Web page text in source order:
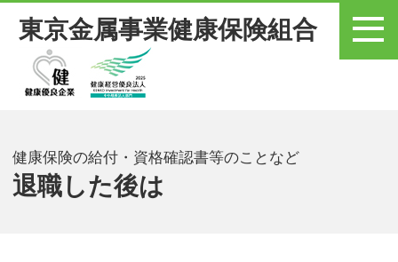
東京金属事業健康保険組合
健康保険の給付・資格確認書等のことなど
退職した後は